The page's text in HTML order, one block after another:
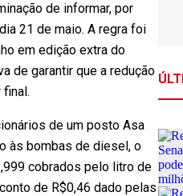
de informar, por
21 de maio. A regra foi
em edição extra do
de garantir que a redução
de um posto Asa
às bombas de diesel, o
cobrados pelo litro de
de R$0,46 dado pelas